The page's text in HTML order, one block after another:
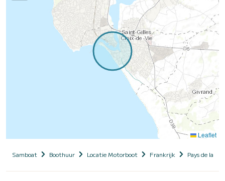
Leaflet
Samboat Boothuur Locatie Motorboot Frankrijk Pays de la